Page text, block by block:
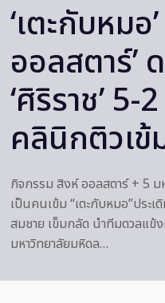
‘เตะกับหมอ
ออลสตาร์’
‘ศิริราช’ 5-
คลินิกติวเข้
กิจกรรม สิงห์ ออลสตาร์ + 5
เป็นคนเข้ม “เตะกับหมอ”ประ
สมชาย เข็มกลัด นำทีมดวลแข้
มหาวิทยาลัยมหิดล…